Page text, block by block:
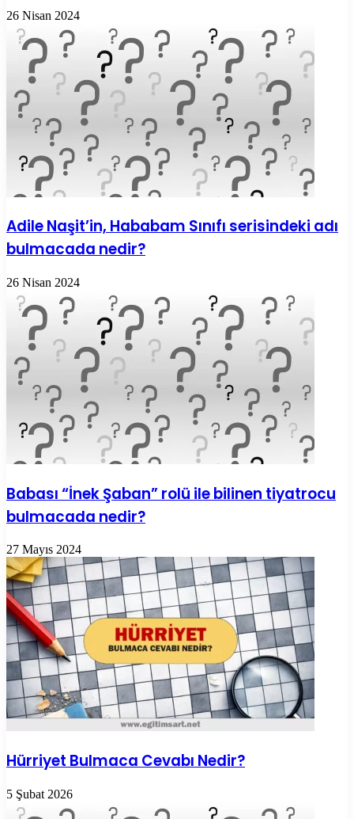
26 Nisan 2024
Adile Naşit’in, Hababam Sınıfı serisindeki adı
bulmacada nedir?
26 Nisan 2024
Babası “İnek Şaban” rolü ile bilinen tiyatrocu
bulmacada nedir?
27 Mayıs 2024
Hürriyet Bulmaca Cevabı Nedir?
5 Şubat 2026